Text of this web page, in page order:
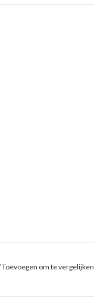
Toevoegen om te vergelijken